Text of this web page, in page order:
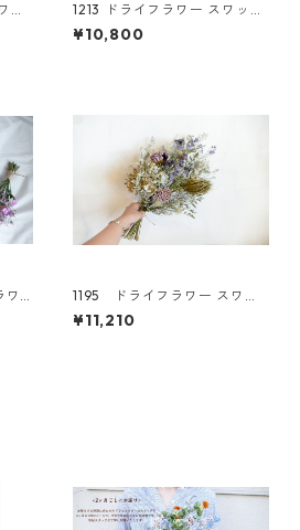
ッ
1213 ドライフラワー スワッ
グ
¥10,800
ワ
1195 ドライフラワー スワッ
グ アジサイ
¥11,210